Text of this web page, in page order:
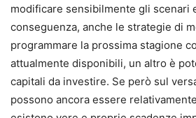
modificare sensibilmente gli scenari
conseguenza, anche le strategie di
programmare la prossima stagione
attualmente disponibili, un altro è
capitali da investire. Se però sul
possono ancora essere